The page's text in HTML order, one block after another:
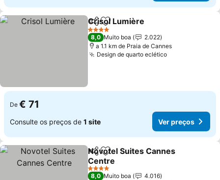
PartilharAdicionar aos favoritos
Crisol Lumière
4 Estrelas
8,0 Muito boa
2.022
a 1.1 km de Praia de Cannes
Design de quarto ecléticoVer preços
De € 71
Consulte os preços de 1 site Ver preços
PartilharAdicionar aos favoritos
Novotel Suites Cannes
Centre
Ver preços
4 Estrelas
8,0 Muito boa
4.016